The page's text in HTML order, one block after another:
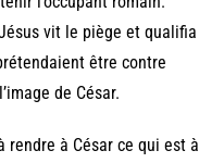
vit le piège et qualifia
être contre
de César.
rendre à César ce qui est à